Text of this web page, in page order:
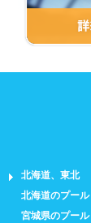
北海道、東北
北海道のプール
宮城県のプール